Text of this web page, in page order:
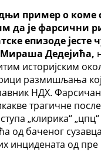
пример о коме
да је фарсични
епизоде јесте
Мираша Дедејића,
историјским
размишљања
НДХ. Фарсичан
трагичне
„клирика“
од баченог
инцидената од